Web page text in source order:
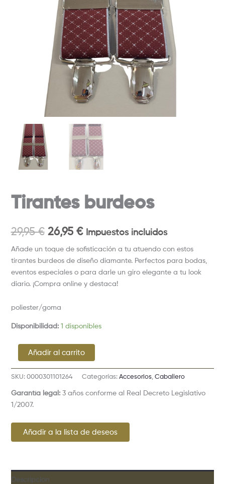
Tirantes burdeos
29,95€ 26,95 € Impuestos incluidos
Añade un toque de sofisticación a tu atuendo con estos
tirantes burdeos de diseño diamante. Perfectos para bodas,
eventos especiales o para darle un giro elegante a tu look
diario. ¡Compra online y destaca!
poliester/goma
Disponibilidad: 1 disponibles
Añadir al carrito
SKU: 0000301101264 Categorías: Accesorios, Caballero
Garantía legal:3 años conforme al Real Decreto Legislativo
1/2007.
Añadir a la lista de deseos
Descripción